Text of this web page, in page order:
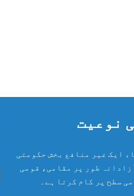
نوعیت
ایک غیر منافع بخش حکومتی
طور پر مقامی، قومی
سطح پر کام کرتا ہے۔